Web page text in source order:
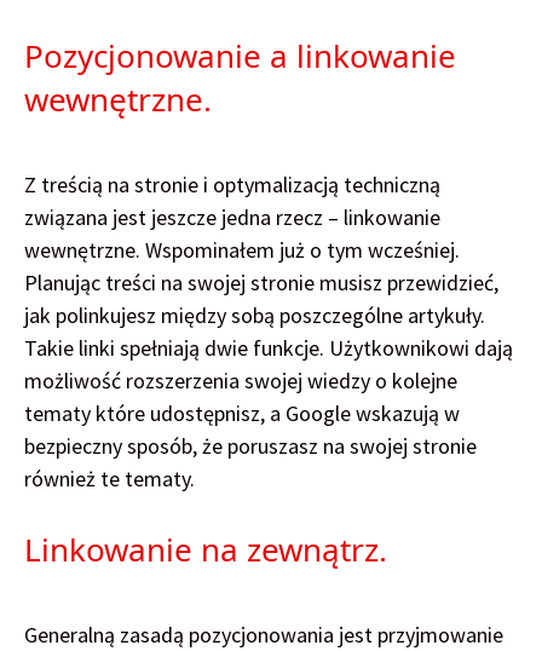
Pozycjonowanie a linkowanie
wewnętrzne.
Z treścią na stronie i optymalizacją techniczną
związana jest jeszcze jedna rzecz – linkowanie
wewnętrzne. Wspominałem już o tym wcześniej.
Planując treści na swojej stronie musisz przewidzieć,
jak polinkujesz między sobą poszczególne artykuły.
Takie linki spełniają dwie funkcje. Użytkownikowi dają
możliwość rozszerzenia swojej wiedzy o kolejne
tematy które udostępnisz, a Google wskazują w
bezpieczny sposób, że poruszasz na swojej stronie
również te tematy.
Linkowanie na zewnątrz.
Generalną zasadą pozycjonowania jest przyjmowanie